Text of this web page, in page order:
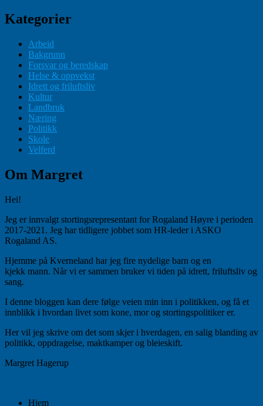
Kategorier
Arbeid
Bakgrunn
Forsvar og beredskap
Helse & oppvekst
Idrett og friluftsliv
Kultur
Landbruk
Næring
Politikk
Skole
Velferd
Om Margret
Hei!
Jeg er innvalgt stortingsrepresentant for Rogaland Høyre i perioden
2017-2021. Jeg har tidligere jobbet som HR-leder i ASKO
Rogaland AS.
Hjemme på Kverneland har jeg fire nydelige barn og en
kjekk mann. Når vi er sammen bruker vi tiden på idrett, friluftsliv og
sang.
I denne bloggen kan dere følge veien min inn i politikken, og få et
innblikk i hvordan livet som kone, mor og stortingspolitiker er.
Her vil jeg skrive om det som skjer i hverdagen, en salig blanding av
politikk, oppdragelse, maktkamper og bleieskift.
Margret Hagerup
Hjem